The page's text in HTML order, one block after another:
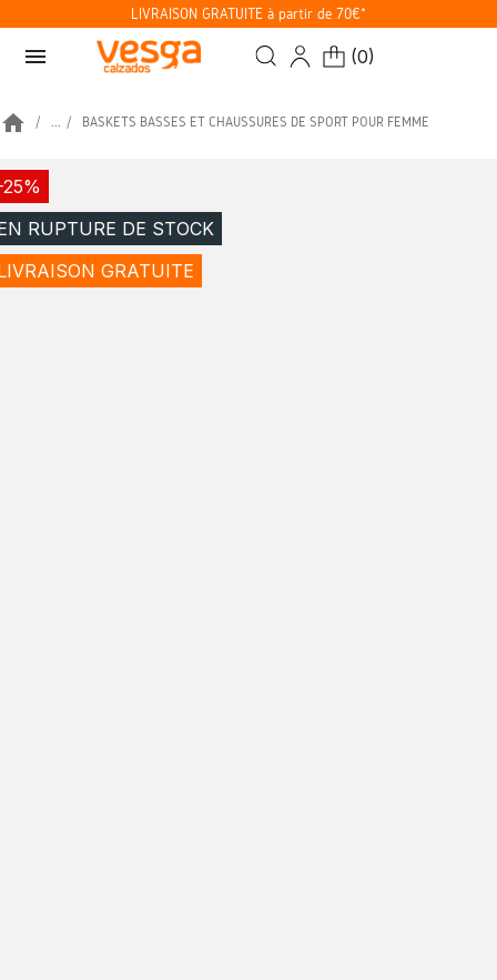
LIVRAISON GRATUITE à partir de 70€*
menu (0)
home ... BASKETS BASSES ET CHAUSSURES DE SPORT POUR FEMME
RUPTURE DE STOCK
GRATUITE